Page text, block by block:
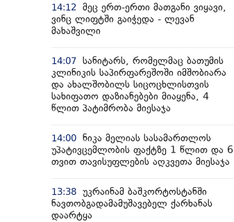
14:12
მეც ერთ-ერთი მათგანი ვიყავი,
ვინც ლიფტში გაიჭედა - ლევან
მახაშვილი
14:07 სანიტარს, რომელმაც ბათუმის
კლინიკის საპირფარეშოში იმშობიარა
და ახალშობილს სიცოცხლისთვის
სახიფათო დაზიანებები მიაყენა, 4
წლით პატიმრობა მიესაჯა
14:00 ნიკა მელიას სასამართლოს
უპატივცემლობის ფაქტზე 1 წლით და 6
თვით თავისუფლების აღკვეთა მიესაჯა
13:38 უკრაინამ ბაშკორტოსტანში
ნავთობგადამამუშავებელ ქარხანას
დაარტყა